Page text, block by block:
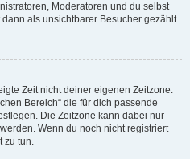
Moderatoren und du selbst
als unsichtbarer Besucher gezählt.
Zeit nicht deiner eigenen Zeitzone.
Bereich“ die für dich passende
Die Zeitzone kann dabei nur
Wenn du noch nicht registriert
zu tun.